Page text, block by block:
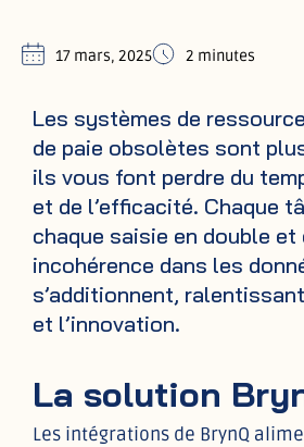
17 mars, 2025 2 minutes
Les systèmes de
de paie obsolètes sont
ils vous font perdre du
et de l’efficacité. Chaque
chaque saisie en double et
incohérence dans les
s’additionnent,
et l’innovation.
La solution
Les intégrations de BrynQ